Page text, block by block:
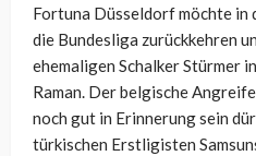
Fortuna Düsseldorf möchte in
die Bundesliga zurückkehren
ehemaligen Schalker Stürmer
Raman. Der belgische
noch gut in Erinnerung sein
türkischen Erstligisten